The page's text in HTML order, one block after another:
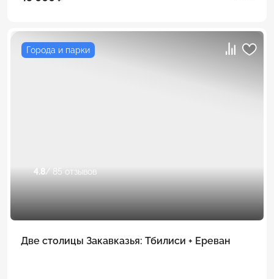
Города и парки
4.8/ 85 отзывов
Две столицы Закавказья: Тбилиси + Ереван